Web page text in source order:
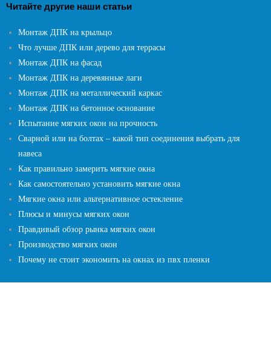
Читайте другие наши статьи
Монтаж ДПК на крыльцо
Что лучше ДПК или дерево для террасы
Монтаж ДПК на фасад
Монтаж ДПК на деревянные лаги
Монтаж ДПК на металлический каркас
Монтаж ДПК на бетонное основание
Испытание мягких окон на прочность
Сварной или на болтах – какой тип соединения выбрать для
навеса
Как правильно замерить мягкие окна
Как самостоятельно установить мягкие окна
Мягкие окна или альтернативное остекление
Плюсы и минусы мягких окон
Правдивый обзор рынка мягких окон
Производство мягких окон
Почему не стоит экономить на окнах из пвх пленки